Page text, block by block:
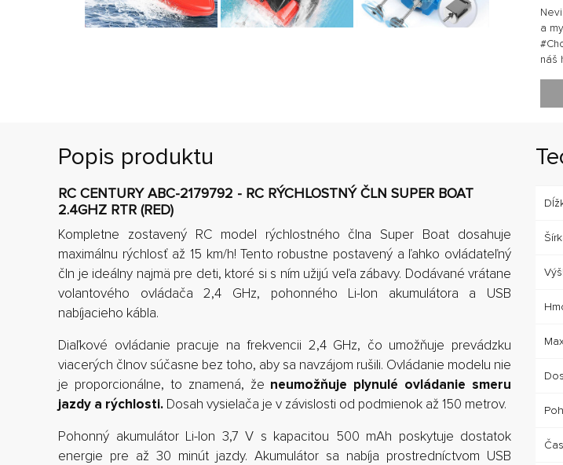
a
náš
Popis produktu
RC CENTURY ABC-2179792 - RC RÝCHLOSTNÝ ČLN SUPER BOAT
2.4GHZ RTR (RED)
Kompletne zostavený RC model rýchlostného člna Super Boat dosahuje
maximálnu rýchlosť až 15 km/h! Tento robustne postavený a ľahko ovládateľný
čln je ideálny najmä pre deti, ktoré si s ním užijú veľa zábavy. Dodávané vrátane
volantového ovládača 2,4 GHz, pohonného Li-Ion akumulátora a USB
nabíjacieho kábla.
Diaľkové ovládanie pracuje na frekvencii 2,4 GHz, čo umožňuje prevádzku
viacerých člnov súčasne bez toho, aby sa navzájom rušili. Ovládanie modelu nie
je proporcionálne, to znamená, že neumožňuje plynulé ovládanie smeru
jazdy a rýchlosti. Dosah vysielača je v závislosti od podmienok až 150 metrov.
Pohonný akumulátor Li-Ion 3,7 V s kapacitou 500 mAh poskytuje dostatok
energie pre až 30 minút jazdy. Akumulátor sa nabíja prostredníctvom USB